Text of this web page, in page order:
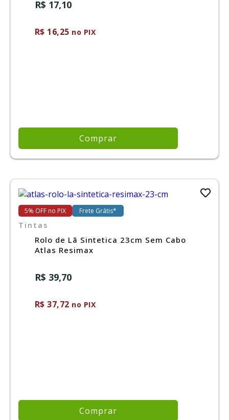
R$ 17,10
R$ 16,25 no PIX
Comprar
5% OFF no PIX Frete Grátis*
Tintas
Rolo de Lã Sintetica 23cm Sem Cabo
Atlas Resimax
R$ 39,70
R$ 37,72 no PIX
Comprar